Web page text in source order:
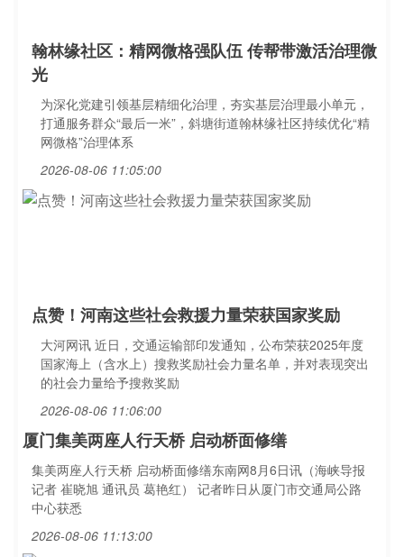
翰林缘社区：精网微格强队伍 传帮带激活治理微
光
为深化党建引领基层精细化治理，夯实基层治理最小单元，
打通服务群众“最后一米”，斜塘街道翰林缘社区持续优化“精
网微格”治理体系
2026-08-06 11:05:00
点赞！河南这些社会救援力量荣获国家奖励
大河网讯 近日，交通运输部印发通知，公布荣获2025年度
国家海上（含水上）搜救奖励社会力量名单，并对表现突出
的社会力量给予搜救奖励
2026-08-06 11:06:00
厦门集美两座人行天桥 启动桥面修缮
集美两座人行天桥 启动桥面修缮东南网8月6日讯（海峡导报
记者 崔晓旭 通讯员 葛艳红） 记者昨日从厦门市交通局公路
中心获悉
2026-08-06 11:13:00